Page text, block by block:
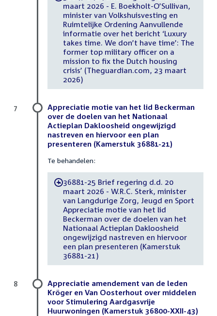
maart 2026 - E. Boekholt-O’Sullivan,
minister van Volkshuisvesting en
Ruimtelijke Ordening Aanvullende
informatie over het bericht ‘Luxury
takes time. We don’t have time’: The
former top military officer on a
mission to fix the Dutch housing
crisis’ (Theguardian.com, 23 maart
2026)
Appreciatie motie van het lid Beckerman
over de doelen van het Nationaal
Actieplan Dakloosheid ongewijzigd
nastreven en hiervoor een plan
presenteren (Kamerstuk 36881-21)
Te behandelen:
-36881-25 Brief regering d.d. 20
maart 2026 - W.R.C. Sterk, minister
van Langdurige Zorg, Jeugd en Sport
Appreciatie motie van het lid
Beckerman over de doelen van het
Nationaal Actieplan Dakloosheid
ongewijzigd nastreven en hiervoor
een plan presenteren (Kamerstuk
36881-21)
7
Appreciatie amendement van de leden
Kröger en Van Oosterhout over middelen
voor Stimulering Aardgasvrije
Huurwoningen (Kamerstuk 36800-XXII-43)
8